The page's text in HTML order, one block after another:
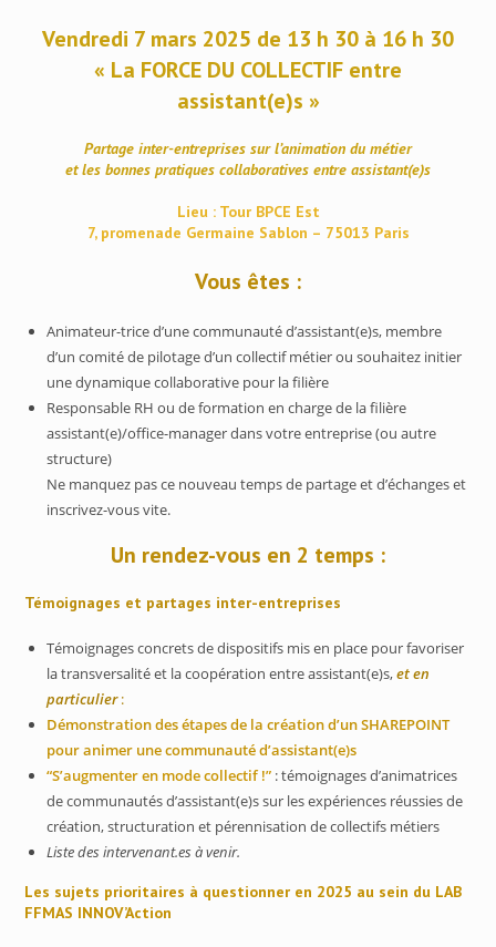
Vendredi 7 mars 2025 de 13 h 30 à 16 h 30
« La FORCE DU COLLECTIF entre
assistant(e)s »
Partage inter-entreprises sur l’animation du métier
et les bonnes pratiques collaboratives entre assistant(e)s
Lieu : Tour BPCE Est
7, promenade Germaine Sablon – 75013 Paris
Vous êtes :
Animateur-trice d’une communauté d’assistant(e)s, membre
d’un comité de pilotage d’un collectif métier ou souhaitez initier
une dynamique collaborative pour la filière
Responsable RH ou de formation en charge de la filière
assistant(e)/office-manager dans votre entreprise (ou autre
structure)
Ne manquez pas ce nouveau temps de partage et d’échanges et
inscrivez-vous vite.
Un rendez-vous en 2 temps :
Témoignages et partages inter-entreprises
Témoignages concrets de dispositifs mis en place pour favoriser
la transversalité et la coopération entre assistant(e)s,et en
particulier:
Démonstration des étapes de la création d’un SHAREPOINT
pour animer une communauté d’assistant(e)s
“S’augmenter en mode collectif !” : témoignages d’animatrices
de communautés d’assistant(e)s sur les expériences réussies de
création, structuration et pérennisation de collectifs métiers
Liste des intervenant.es à venir.
Les sujets prioritaires à questionner en 2025 au sein du LAB
FFMAS INNOV’Action